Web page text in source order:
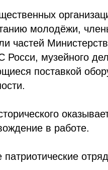
молодёжи,
частей
музейного
поставкой
в работе.